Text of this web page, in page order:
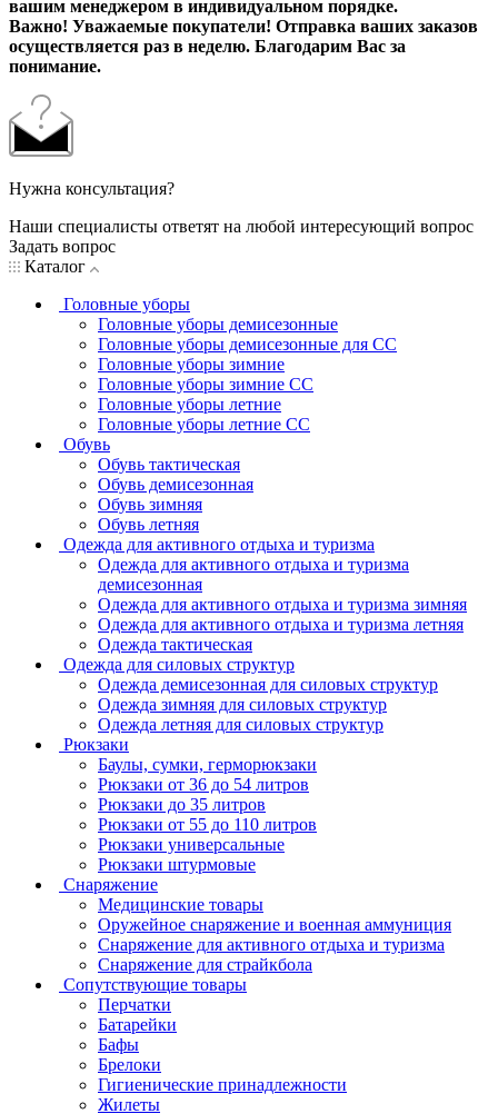
вашим менеджером в индивидуальном порядке.
Важно! Уважаемые покупатели! Отправка ваших заказов
осуществляется раз в неделю. Благодарим Вас за
понимание.
Нужна консультация?
Наши специалисты ответят на любой интересующий вопрос
Задать вопрос
Каталог
Головные уборы
Головные уборы демисезонные
Головные уборы демисезонные для СС
Головные уборы зимние
Головные уборы зимние СС
Головные уборы летние
Головные уборы летние СС
Обувь
Обувь тактическая
Обувь демисезонная
Обувь зимняя
Обувь летняя
Одежда для активного отдыха и туризма
Одежда для активного отдыха и туризма
демисезонная
Одежда для активного отдыха и туризма зимняя
Одежда для активного отдыха и туризма летняя
Одежда тактическая
Одежда для силовых структур
Одежда демисезонная для силовых структур
Одежда зимняя для силовых структур
Одежда летняя для силовых структур
Рюкзаки
Баулы, сумки, герморюкзаки
Рюкзаки от 36 до 54 литров
Рюкзаки до 35 литров
Рюкзаки от 55 до 110 литров
Рюкзаки универсальные
Рюкзаки штурмовые
Снаряжение
Медицинские товары
Оружейное снаряжение и военная аммуниция
Снаряжение для активного отдыха и туризма
Снаряжение для страйкбола
Сопутствующие товары
Перчатки
Батарейки
Бафы
Брелоки
Гигиенические принадлежности
Жилеты